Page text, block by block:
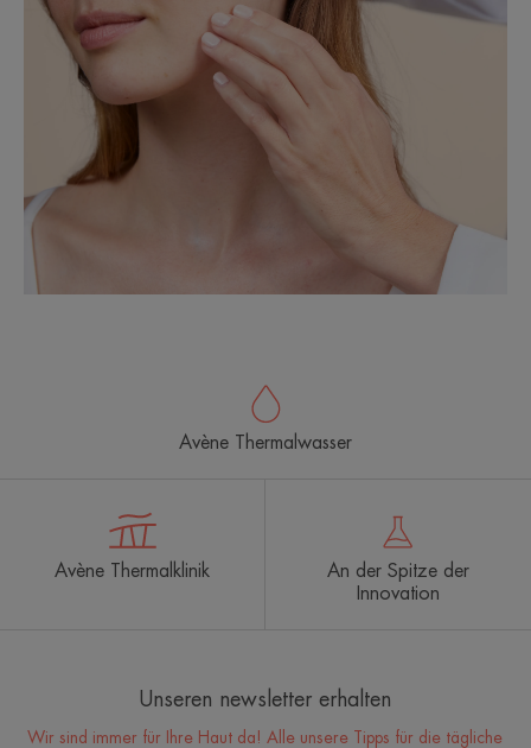
Avène Thermalwasser
Avène Thermalklinik
An der Spitze der
Innovation
Unseren newsletter erhalten
Wir sind immer für Ihre Haut da! Alle unsere Tipps für die tägliche